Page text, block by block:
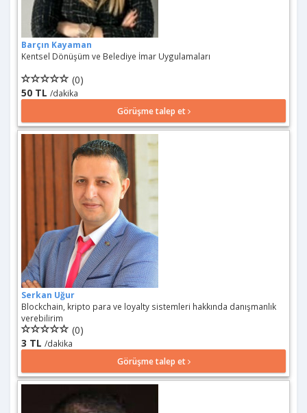
Barçın Kayaman
Kentsel Dönüşüm ve Belediye İmar Uygulamaları
(0)
50 TL /dakika
Görüşme talep et
Serkan Uğur
Blockchain, kripto para ve loyalty sistemleri hakkında danışmanlık
verebilirim
(0)
3 TL /dakika
Görüşme talep et